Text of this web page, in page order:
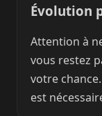
Évolution
Attention à
vous restez
votre
est